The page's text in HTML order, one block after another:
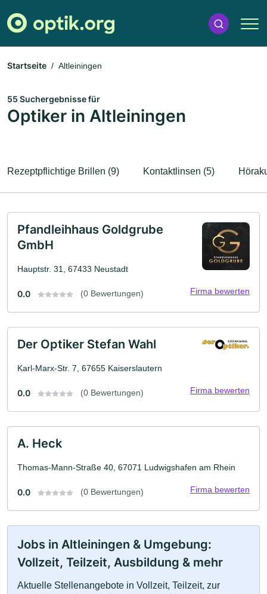
Startseite Altleiningen
55 Suchergebnisse für
Optiker in Altleiningen
Rezeptpflichtige Brillen (9) Kontaktlinsen (5)
Pfandleihhaus Goldgrube
GmbH
Hauptstr. 31, 67433 Neustadt
0.0 (0 Bewertungen) Firma bewerten
Der Optiker Stefan Wahl
Karl-Marx-Str. 7, 67655 Kaiserslautern
0.0 (0 Bewertungen) Firma bewerten
A. Heck
Thomas-Mann-Straße 40, 67071 Ludwigshafen am Rhein
0.0 (0 Bewertungen) Firma bewerten
Jobs in Altleiningen & Umgebung:
Vollzeit, Teilzeit, Ausbildung & mehr
Aktuelle Stellenangebote in Vollzeit, Teilzeit, zur